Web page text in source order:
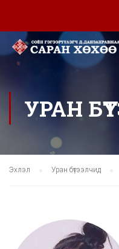
УРАН
Эхлэл Уран бүтээлчид